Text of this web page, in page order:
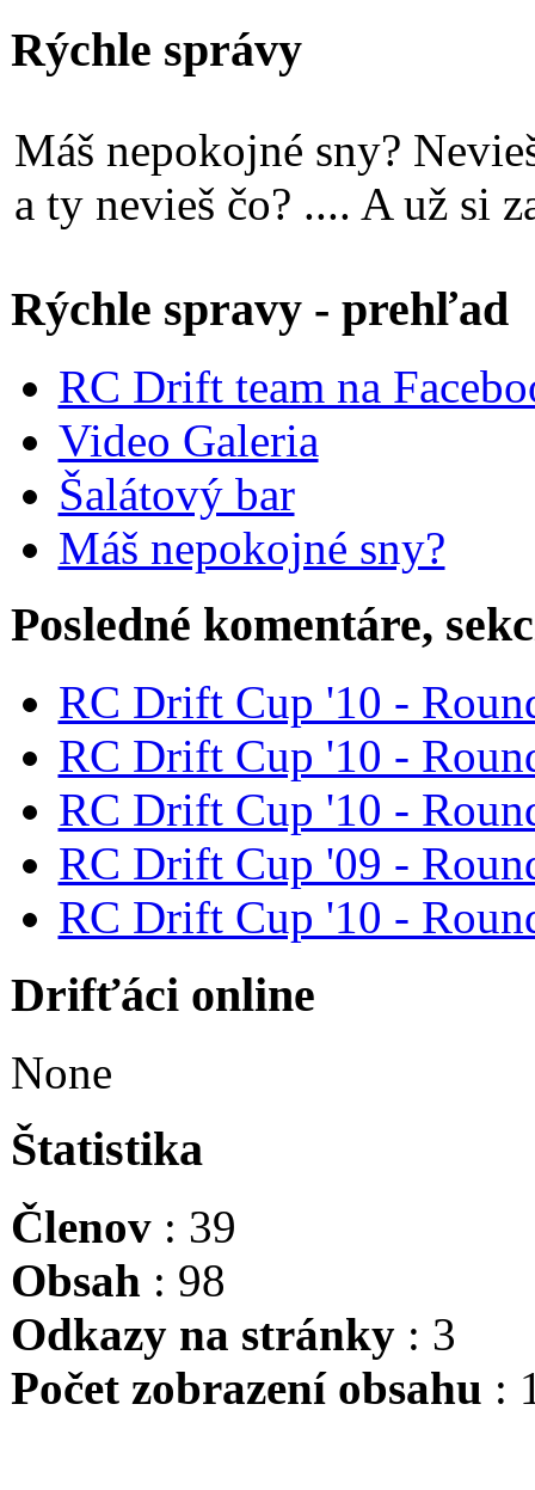
Rýchle správy
Máš nepokojné sny?
a ty nevieš čo? .... A už si
Rýchle spravy - prehľad
RC Drift team na
Video Galeria
Šalátový bar
Máš nepokojné sny?
Posledné komentáre,
RC Drift Cup '10 -
RC Drift Cup '10 -
RC Drift Cup '10 -
RC Drift Cup '09 -
RC Drift Cup '10 -
Drifťáci online
None
Štatistika
Členov: 39
Obsah : 98
Odkazy na stránky: 3
Počet zobrazení obsahu :